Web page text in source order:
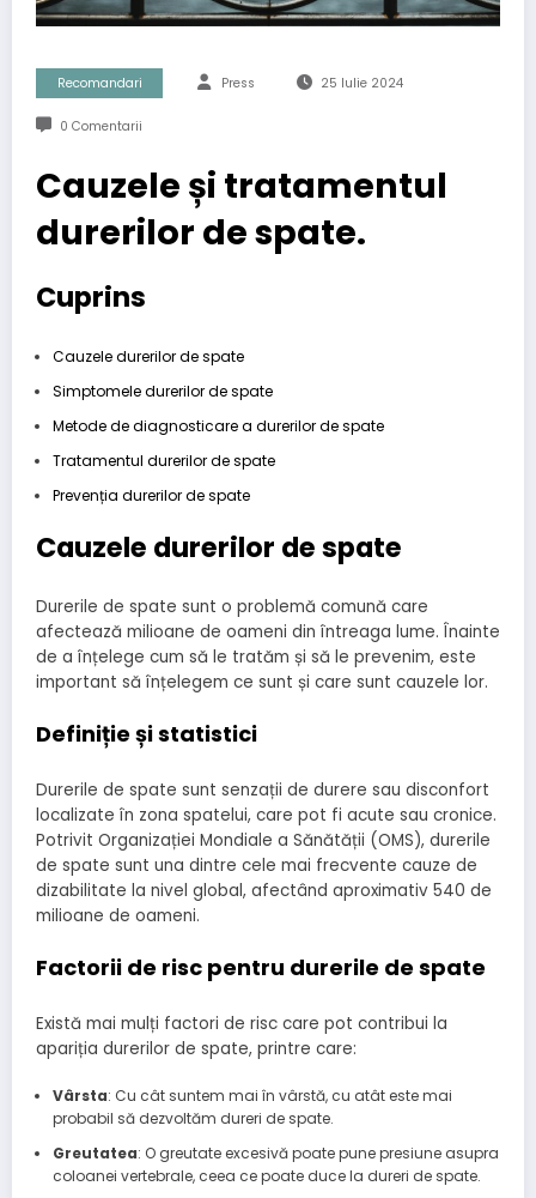
Recomandari Press 25 Iulie 2024
0 Comentarii
Cauzele și tratamentul
durerilor de spate.
Cuprins
Cauzele durerilor de spate
Simptomele durerilor de spate
Metode de diagnosticare a durerilor de spate
Tratamentul durerilor de spate
Prevenția durerilor de spate
Cauzele durerilor de spate
Durerile de spate sunt o problemă comună care
afectează milioane de oameni din întreaga lume. Înainte
de a înțelege cum să le tratăm și să le prevenim, este
important să înțelegem ce sunt și care sunt cauzele lor.
Definiție și statistici
Durerile de spate sunt senzații de durere sau disconfort
localizate în zona spatelui, care pot fi acute sau cronice.
Potrivit Organizației Mondiale a Sănătății (OMS), durerile
de spate sunt una dintre cele mai frecvente cauze de
dizabilitate la nivel global, afectând aproximativ 540 de
milioane de oameni.
Factorii de risc pentru durerile de spate
Există mai mulți factori de risc care pot contribui la
apariția durerilor de spate, printre care:
Vârsta: Cu cât suntem mai în vârstă, cu atât este mai
probabil să dezvoltăm dureri de spate.
Greutatea: O greutate excesivă poate pune presiune asupra
coloanei vertebrale, ceea ce poate duce la dureri de spate.